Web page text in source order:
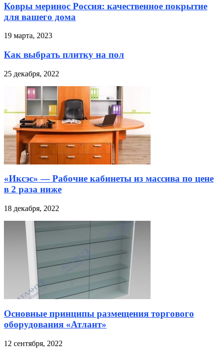
Ковры меринос Россия: качественное покрытие
для вашего дома
19 марта, 2023
Как выбрать плитку на пол
25 декабря, 2022
«Иксэс» — Рабочие кабинеты из массива по цене
в 2 раза ниже
18 декабря, 2022
Основные принципы размещения торгового
оборудования «Атлант»
12 сентября, 2022